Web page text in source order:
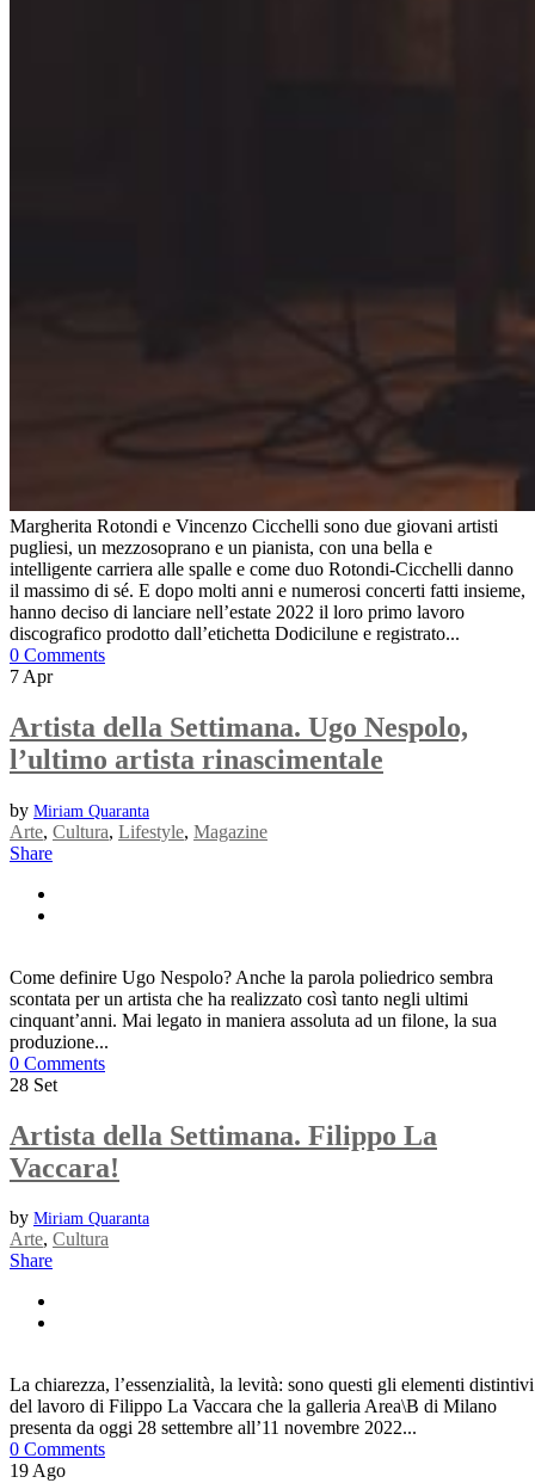
Margherita Rotondi e Vincenzo Cicchelli sono due giovani artisti
pugliesi, un mezzosoprano e un pianista, con una bella e
intelligente carriera alle spalle e come duo Rotondi-Cicchelli danno
il massimo di sé. E dopo molti anni e numerosi concerti fatti insieme,
hanno deciso di lanciare nell’estate 2022 il loro primo lavoro
discografico prodotto dall’etichetta Dodicilune e registrato...
0 Comments
7 Apr
Artista della Settimana. Ugo Nespolo,
l’ultimo artista rinascimentale
by Miriam Quaranta
Arte, Cultura, Lifestyle, Magazine
Share
Come definire Ugo Nespolo? Anche la parola poliedrico sembra
scontata per un artista che ha realizzato così tanto negli ultimi
cinquant’anni. Mai legato in maniera assoluta ad un filone, la sua
produzione...
0 Comments
28 Set
Artista della Settimana. Filippo La
Vaccara!
by Miriam Quaranta
Arte, Cultura
Share
La chiarezza, l’essenzialità, la levità: sono questi gli elementi distintivi
del lavoro di Filippo La Vaccara che la galleria Area\B di Milano
presenta da oggi 28 settembre all’11 novembre 2022...
0 Comments
19Ago